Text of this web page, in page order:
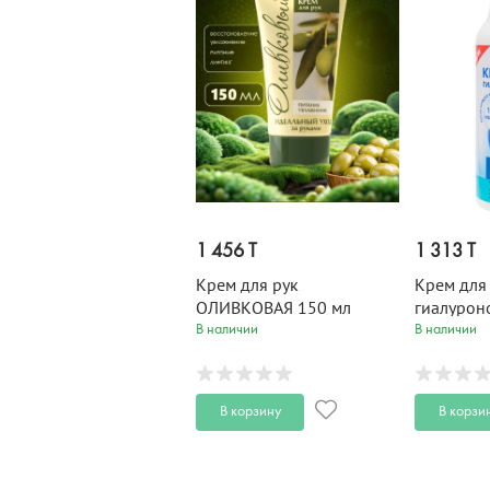
1 456 T
Крем для рук
ОЛИВКОВАЯ 150 мл
В наличии
В корзину
1 313 T
Крем для
В наличии
В